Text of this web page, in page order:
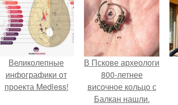
Великолепные
инфографики от
проекта Medless!
В Пскове археологи
800-летнее
височное кольцо с
Балкан нашли.